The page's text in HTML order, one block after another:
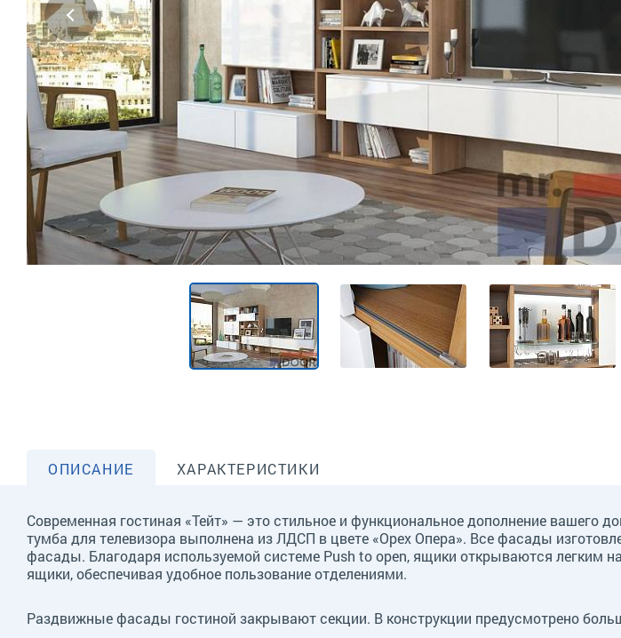
ОПИСАНИЕ ХАРАКТЕРИСТИКИ
Современная гостиная «Тейт» — это стильное и функциональное дополнение вашего
тумба для телевизора выполнена из ЛДСП в цвете «Орех Опера». Все фасады
фасады. Благодаря используемой системе Push to open, ящики открываются легким
ящики, обеспечивая удобное пользование отделениями.
Раздвижные фасады гостиной закрывают секции. В конструкции предусмотрено